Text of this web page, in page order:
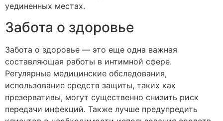
уединенных местах.
Забота о здоровье
Забота о здоровье — это еще одна важная
составляющая работы в интимной сфере.
Регулярные медицинские обследования,
использование средств защиты, таких как
презервативы, могут существенно снизить риск
передачи инфекций. Также лучше предупредить